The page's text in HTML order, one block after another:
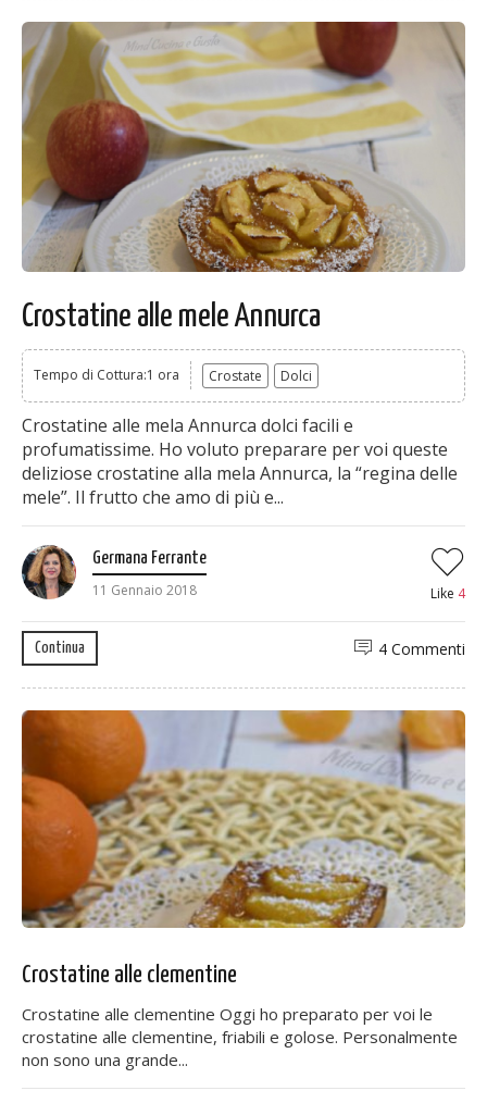
Crostatine alle mele Annurca
Tempo di Cottura:1 ora Crostate Dolci
Crostatine alle mela Annurca dolci facili e
profumatissime. Ho voluto preparare per voi queste
deliziose crostatine alla mela Annurca, la “regina delle
mele”. Il frutto che amo di più e...
Germana Ferrante
11 Gennaio 2018
Like 4
Continua 4 Commenti
Crostatine alle clementine
Crostatine alle clementine Oggi ho preparato per voi le
crostatine alle clementine, friabili e golose. Personalmente
non sono una grande...